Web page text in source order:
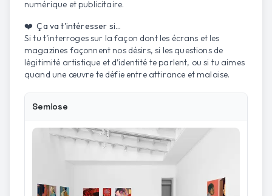
numérique et publicitaire.
❤️ Ça va t'intéresser si...
Si tu t’interroges sur la façon dont les écrans et les
magazines façonnent nos désirs, si les questions de
légitimité artistique et d’identité te parlent, ou si tu aimes
quand une œuvre te défie entre attirance et malaise.
Semiose